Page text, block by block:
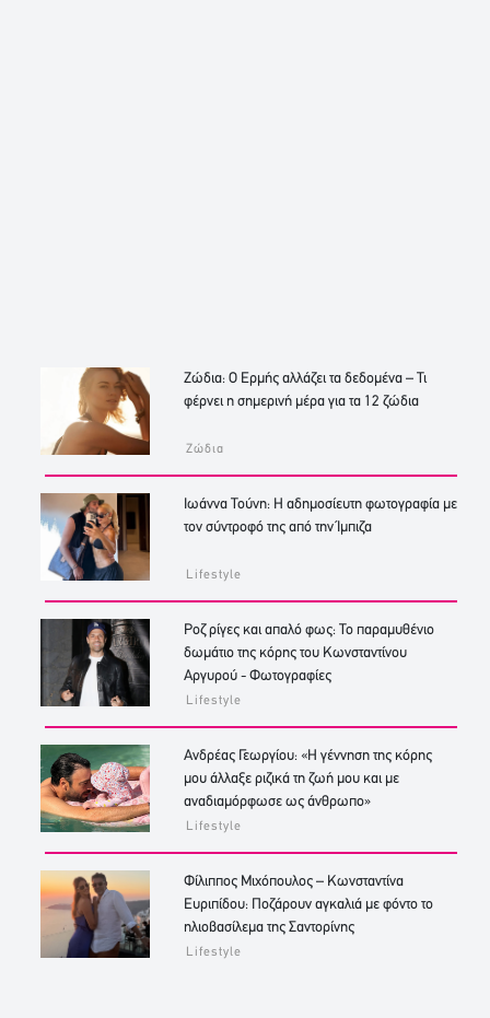
Ζώδια: Ο Ερμής αλλάζει τα δεδομένα – Τι
φέρνει η σημερινή μέρα για τα 12 ζώδια
Ζώδια
Ιωάννα Τούνη: Η αδημοσίευτη φωτογραφία με
τον σύντροφό της από την Ίμπιζα
Lifestyle
Ροζ ρίγες και απαλό φως: Το παραμυθένιο
δωμάτιο της κόρης του Κωνσταντίνου
Αργυρού - Φωτογραφίες
Lifestyle
Ανδρέας Γεωργίου: «Η γέννηση της κόρης
μου άλλαξε ριζικά τη ζωή μου και με
αναδιαμόρφωσε ως άνθρωπο»
Lifestyle
Φίλιππος Μιχόπουλος – Κωνσταντίνα
Ευριπίδου: Ποζάρουν αγκαλιά με φόντο το
ηλιοβασίλεμα της Σαντορίνης
Lifestyle